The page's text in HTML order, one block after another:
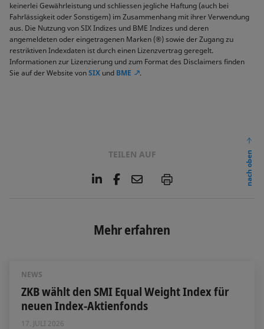
keinerlei Gewährleistung und schliessen jegliche Haftung (auch bei
Fahrlässigkeit oder Sonstigem) im Zusammenhang mit ihrer Verwendung
aus. Die Nutzung von SIX Indizes und BME Indizes und deren
angemeldeten oder eingetragenen Marken (®) sowie der Zugang zu
restriktiven Indexdaten ist durch einen Lizenzvertrag geregelt.
Informationen zur Lizenzierung und zum Format des Disclaimers finden
Sie auf der Website vonSIX und BME .
TEILEN AUF
L
e
d
F
o
E
l
P
nach oben
Mehr erfahren
NEWS
ZKB wählt den SMI Equal Weight Index für
neuen Index-Aktienfonds
17. JULI 2026